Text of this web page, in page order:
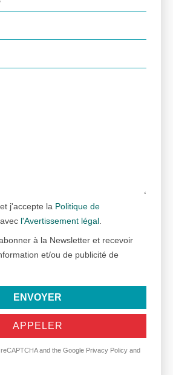
j'accepte la Politique de
avec l'Avertissement légal
à la Newsletter et recevoir
et/ou de publicité de
ENVOYER
APPELER
and the Google Privacy Policy and